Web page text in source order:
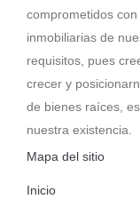
comprometidos
inmobiliarias de
requisitos, pues
crecer y
de bienes raíces,
nuestra existencia.
Mapa del sitio
Inicio